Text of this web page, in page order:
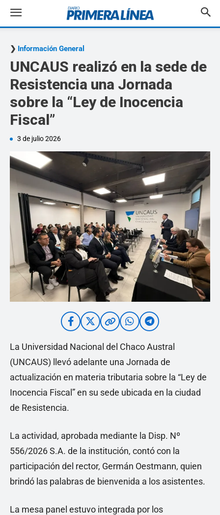
Información General
UNCAUS realizó en la sede de
Resistencia una Jornada
sobre la “Ley de Inocencia
Fiscal”
3 de julio 2026
La Universidad Nacional del Chaco Austral
(UNCAUS) llevó adelante una Jornada de
actualización en materia tributaria sobre la “Ley de
Inocencia Fiscal” en su sede ubicada en la ciudad
de Resistencia.
La actividad, aprobada mediante la Disp. Nº
556/2026 S.A. de la institución, contó con la
participación del rector, Germán Oestmann, quien
brindó las palabras de bienvenida a los asistentes.
La mesa panel estuvo integrada por los